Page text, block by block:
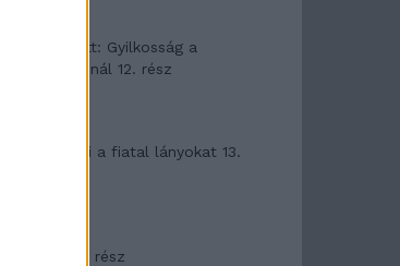
T. Barnett: Gyilkosság a
Garda-tónál 12. rész
T. szereti a fiatal lányokat 13.
Minka 10. rész